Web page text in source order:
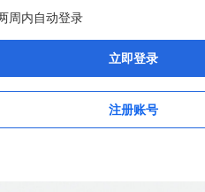
周内自动登录
注册账号